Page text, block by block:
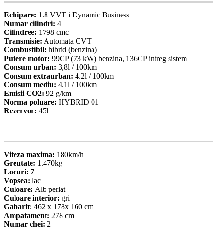
Echipare: 1.8 VVT-i Dynamic Business
Numar cilindri: 4
Cilindree: 1798 cmc
Transmisie: Automata CVT
Combustibil: hibrid (benzina)
Putere motor: 99CP (73 kW) benzina, 136CP intreg sistem
Consum urban: 3,8l / 100km
Consum extraurban: 4,2l / 100km
Consum mediu: 4.1l / 100km
Emisii CO2: 92 g/km
Norma poluare: HYBRID 01
Rezervor: 45l
Viteza maxima: 180km/h
Greutate: 1.470kg
Locuri: 7
Vopsea: lac
Culoare: Alb perlat
Culoare interior: gri
Gabarit: 462 x 178x 160 cm
Ampatament: 278 cm
Numar chei: 2